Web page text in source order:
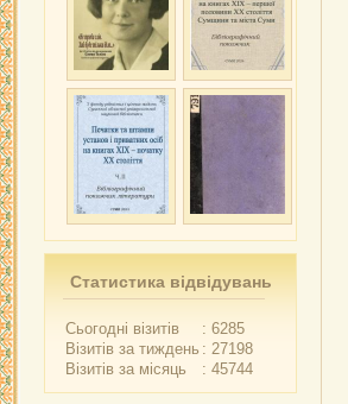
Статистика відвідувань
Сьогодні візитів
: 6285
Візитів за тиждень : 27198
Візитів за місяць
: 45744